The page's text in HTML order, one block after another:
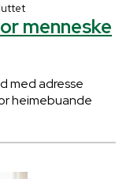
menneske
med adresse
heimebuande